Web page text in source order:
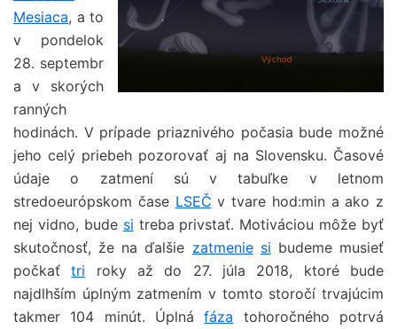
Mesiaca, a to
v pondelok
28. septembr
a v skorých
ranných
hodinách. V prípade priaznivého počasia bude možné
jeho celý priebeh pozorovať aj na Slovensku. Časové
údaje o zatmení sú v tabuľke v letnom
stredoeurópskom čase LSEČ v tvare hod:min a ako z
nej vidno, bude si treba privstať. Motiváciou môže byť
skutočnosť, že na ďalšie zatmenie si budeme musieť
počkaťtri roky až do 27. júla 2018, ktoré bude
najdlhším úplným zatmením v tomto storočí trvajúcim
takmer 104 minút. Úplnáfáza tohoročného potrvá